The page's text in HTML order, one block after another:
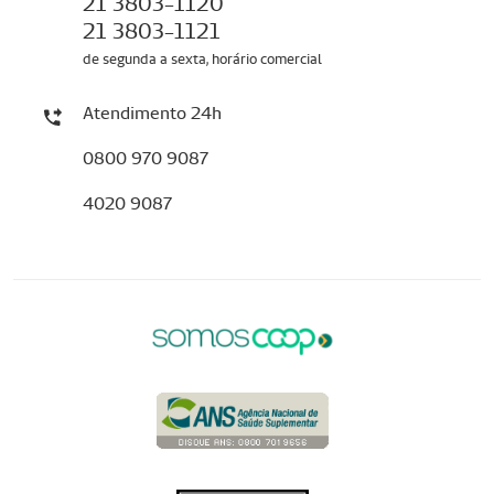
21 3803-1121
de segunda a sexta, horário comercial
Atendimento 24h
0800 970 9087
4020 9087